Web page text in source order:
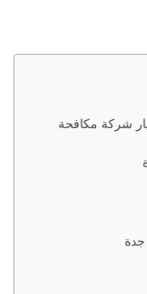
شركة مكافحة